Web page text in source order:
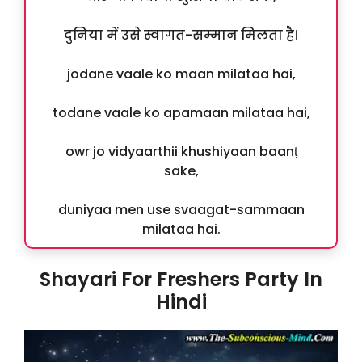
दुनिया में उसे स्वागत-सम्मान मिलता है।
jodane vaale ko maan milataa hai,
todane vaale ko apamaan milataa hai,
owr jo vidyaarthii khushiyaan baanṭ
sake,
duniyaa men use svaagat-sammaan
milataa hai.
Shayari For Freshers Party In
Hindi